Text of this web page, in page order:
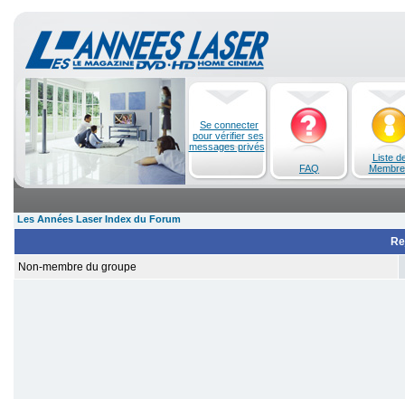
Se connecter
pour vérifier ses
messages privés
FAQ
Liste
Les Années Laser Index du Forum
Non-membre du groupe